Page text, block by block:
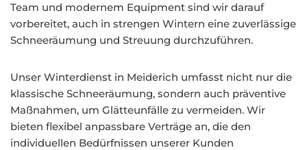
Team und modernem Equipment sind wir darauf
vorbereitet, auch in strengen Wintern eine zuverlässige
Schneeräumung und Streuung durchzuführen.
Unser Winterdienst in Meiderich umfasst nicht nur die
klassische Schneeräumung, sondern auch präventive
Maßnahmen, um Glätteunfälle zu vermeiden. Wir
bieten flexibel anpassbare Verträge an, die den
individuellen Bedürfnissen unserer Kunden